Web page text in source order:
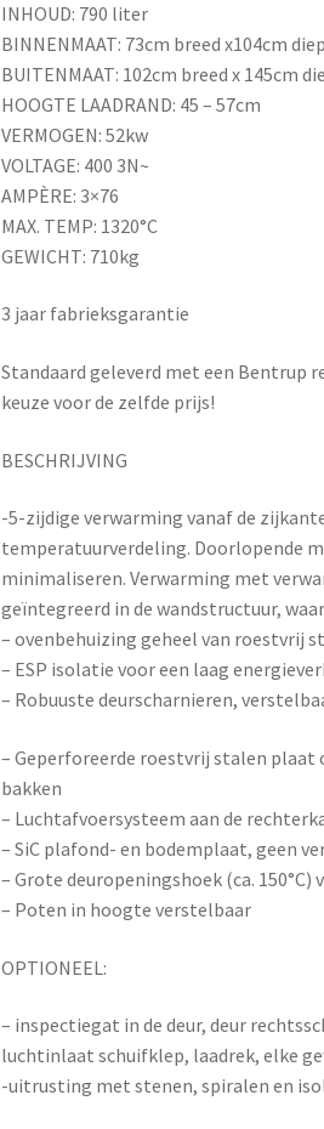
INHOUD: 790 liter
BINNENMAAT: 73cm breed x104cm
BUITENMAAT: 102cm breed x 145cm
HOOGTE LAADRAND: 45 – 57cm
VERMOGEN: 52kw
VOLTAGE: 400 3N~
AMPÈRE: 3×76
MAX. TEMP: 1320°C
GEWICHT: 710kg
3 jaar fabrieksgarantie
Standaard geleverd met een Bentrup
keuze voor de zelfde prijs!
BESCHRIJVING
-5-zijdige verwarming vanaf de
temperatuurverdeling. Doorlopende
minimaliseren. Verwarming met
geïntegreerd in de wandstructuur,
– ovenbehuizing geheel van roestvrij
– ESP isolatie voor een laag
– Robuuste deurscharnieren,
– Geperforeerde roestvrij stalen plaat
bakken
– Luchtafvoersysteem aan de
– SiC plafond- en bodemplaat, geen
– Grote deuropeningshoek (ca. 150°C)
– Poten in hoogte verstelbaar
OPTIONEEL:
– inspectiegat in de deur, deur
luchtinlaat schuifklep, laadrek, elke
-uitrusting met stenen, spiralen en